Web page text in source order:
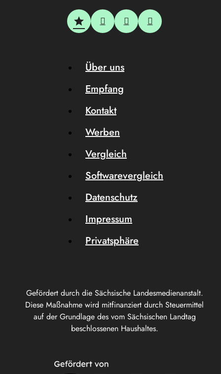
Gefördert durch die Sächsische Landesmedienanstalt.
Diese Maßnahme wird mitfinanziert durch Steuermittel
auf der Grundlage des vom Sächsischen Landtag
beschlossenen Haushaltes.
Über uns
Empfang
Kontakt
Werben
Vergleich
Softwarevergleich
Datenschutz
Impressum
Privatsphäre